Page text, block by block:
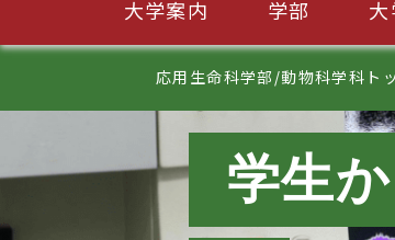
大学案内 学部 大
学生
応用生命科学部/動物科学科ト